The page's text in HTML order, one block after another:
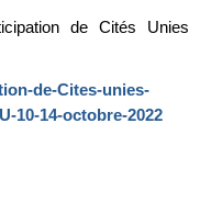
de Cités Unies
de-Cites-unies-
10-14-octobre-2022